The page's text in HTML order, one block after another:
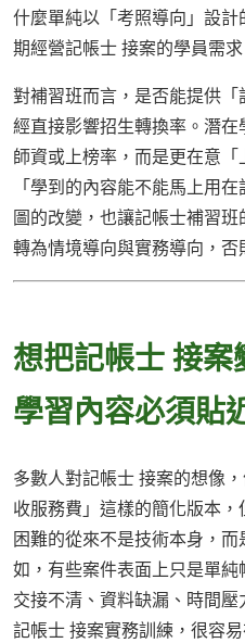
什麼單純以「考照導向」設
期經營記帳士 接案的學員需求
對補習班而言，是否能提供
經直接影響招生轉換率。潛
師資或上榜率，而是更在意「
「學到的內容能不能馬上用
圖的改變，也讓記帳士補習
轉為情境導向與實務導向，否
想把記帳士 接案
學習內容必須貼
多數人對記帳士 接案的想像
收服務費」這樣的簡化版本
困難的從來不是技術本身，
如，有些案件表面上只是單
交接不清、資料缺漏、時間
記帳士 接案實務訓練，很容